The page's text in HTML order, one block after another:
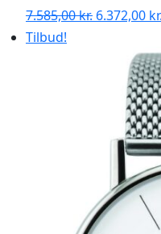
7.585,00kr. Den
7.585,00
6.372,00 kr.
Tilbud!